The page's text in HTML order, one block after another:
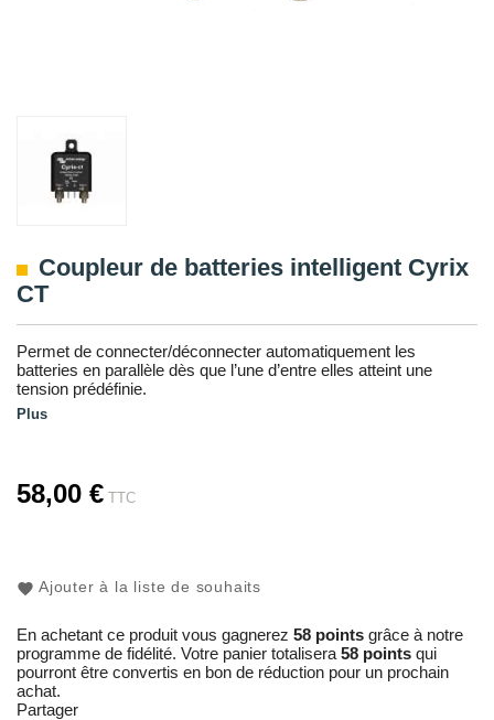
Coupleur de batteries intelligent Cyrix
CT
Permet de connecter/déconnecter automatiquement les
batteries en parallèle dès que l’une d’entre elles atteint une
tension prédéfinie.
Plus
58,00 € TTC
Ajouter à la liste de souhaits
En achetant ce produit vous gagnerez 58 points grâce à notre
programme de fidélité. Votre panier totalisera 58 points qui
pourront être convertis en bon de réduction pour un prochain
achat.
Partager